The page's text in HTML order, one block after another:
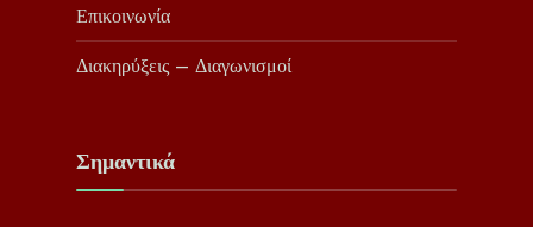
Επικοινωνία
Διακηρύξεις – Διαγωνισμοί
Σημαντικά